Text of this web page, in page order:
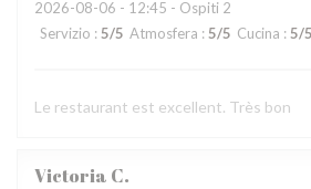
2026-08-06 - 12:45 - Ospiti 2
Servizio : 5/5 Atmosfera : 5/5 Cucina : 5/5
Le restaurant est excellent. Très bon
Victoria C